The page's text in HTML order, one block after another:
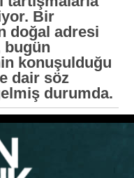
Bir
doğal adresi
bugün
konuşulduğu
dair söz
durumda.